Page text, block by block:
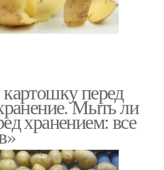
перед
Мыть ли
хранением: все